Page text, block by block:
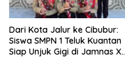
Dari Kota Jalur ke Cibubur:
Siswa SMPN 1 Teluk Kuantan
Siap Unjuk Gigi di Jamnas XII